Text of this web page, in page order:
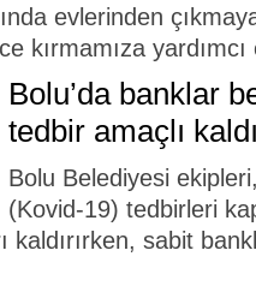
evlerinden
kırmamıza yardımcı
Bolu’da banklar
tedbir amaçlı
Bolu Belediyesi
(Kovid-19) tedbirleri
kaldırırken, sabit